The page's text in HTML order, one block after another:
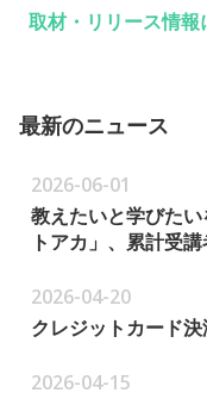
取材・リリース情
最新のニュース
2026-06-01
教えたいと学びた
トアカ」、累計受
2026-04-20
クレジットカード
2026-04-15